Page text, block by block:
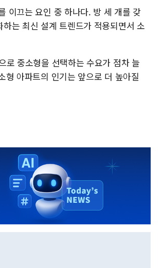
이끄는 요인 중 하나다. 방 세 개를 갖
는 최신 설계 트렌드가 적용되면서 소
로 중소형을 선택하는 수요가 점차 늘
아파트의 인기는 앞으로 더 높아질